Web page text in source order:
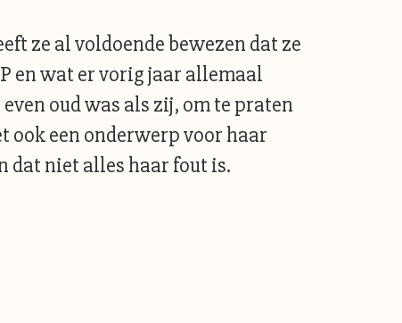
ze al voldoende bewezen dat ze
en wat er vorig jaar allemaal
oud was als zij, om te praten
ook een onderwerp voor haar
dat niet alles haar fout is.